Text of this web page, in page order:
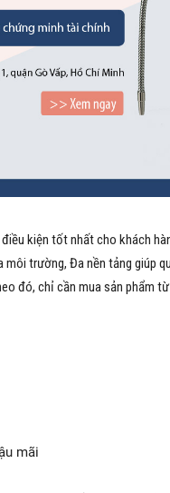
kiện tốt nhất cho khách
trường, Đa nền tảng giúp
đó, chỉ cần mua sản phẩm
mãi